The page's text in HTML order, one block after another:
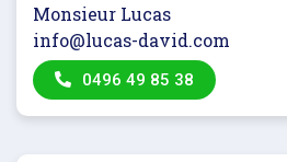
Monsieur Lucas
info@lucas-david.com
0496 49 85 38